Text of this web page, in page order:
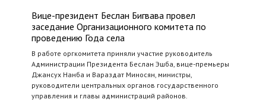
Вице-президент Беслан Бигвава провел
заседание Организационного комитета по
проведению Года села
В работе оргкомитета приняли участие руководитель
Администрации Президента Беслан Эшба, вице-премьеры
Джансух Нанба и Вараздат Миносян, министры,
руководители центральных органов государственного
управления и главы администраций районов.